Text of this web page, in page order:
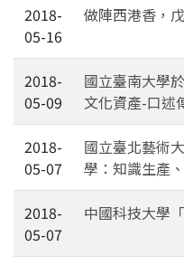
2018-
05-16
做陣西港香，
2018-
05-09
國立臺南大學
文化資產-口述
2018-
05-07
國立臺北藝術
學：知識生產
2018-
05-07
中國科技大學